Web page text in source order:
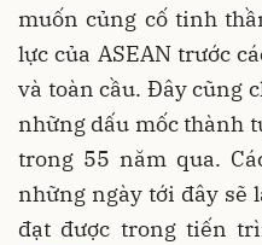
muốn củng cố tinh
lực của ASEAN trước
và toàn cầu. Đây cũng
những dấu mốc thành
trong 55 năm qua.
những ngày tới đây sẽ
đạt được trong tiến